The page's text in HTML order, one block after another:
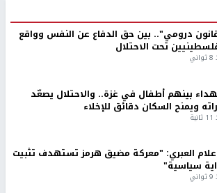
درومي".. بين حق الدفاع عن النفس وواقع
تحت الاحتلال
بينهم أطفال في غزة.. والاحتلال يصعّد
ويمنح السكان دقائق للإخلاء
العبري: "معركة مضيق هرمز تستهدف تثبيت
سياسية"